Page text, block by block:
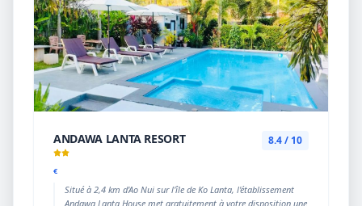
ANDAWA LANTA RESORT
€
8.4 / 10
Situé à 2,4 km d'Ao Nui sur l'île de Ko Lanta, l'établissement
Andawa Lanta House met gratuitement à votre disposition une